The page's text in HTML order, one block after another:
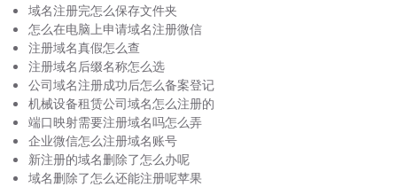
域名注册完怎么保存文件夹
怎么在电脑上申请域名注册微信
注册域名真假怎么查
注册域名后缀名称怎么选
公司域名注册成功后怎么备案登记
机械设备租赁公司域名怎么注册的
端口映射需要注册域名吗怎么弄
企业微信怎么注册域名账号
新注册的域名删除了怎么办呢
域名删除了怎么还能注册呢苹果